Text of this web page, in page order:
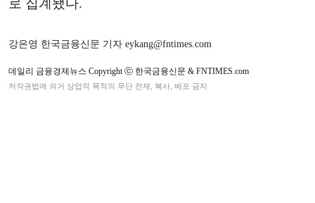
로 집계됐다.
강은영 한국금융신문 기자 eykang@fntimes.com
데일리 금융경제뉴스 Copyright ⓒ 한국금융신문 & FNTIMES.com
저작권법에 의거 상업적 목적의 무단 전재, 복사, 배포 금지